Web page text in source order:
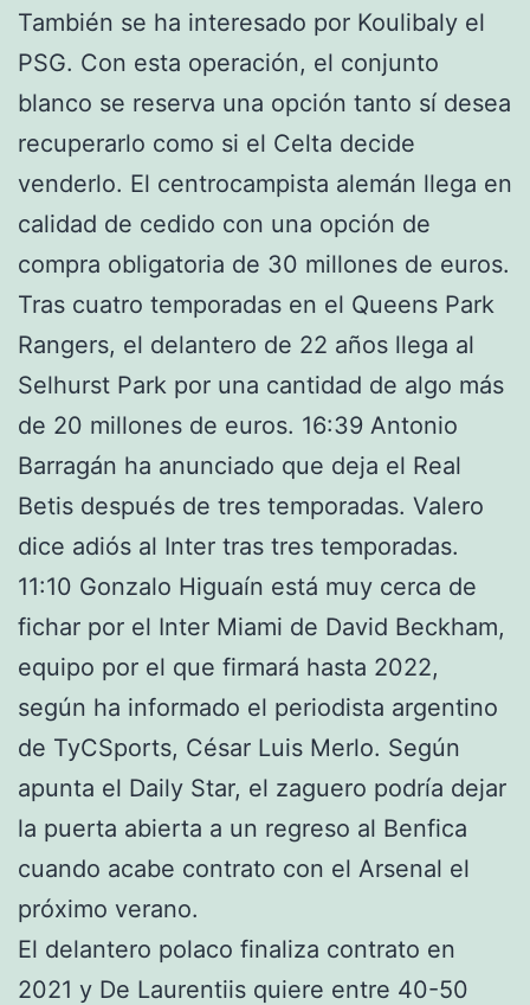
También se ha interesado por Koulibaly el
PSG. Con esta operación, el conjunto
blanco se reserva una opción tanto sí desea
recuperarlo como si el Celta decide
venderlo. El centrocampista alemán llega en
calidad de cedido con una opción de
compra obligatoria de 30 millones de euros.
Tras cuatro temporadas en el Queens Park
Rangers, el delantero de 22 años llega al
Selhurst Park por una cantidad de algo más
de 20 millones de euros. 16:39 Antonio
Barragán ha anunciado que deja el Real
Betis después de tres temporadas. Valero
dice adiós al Inter tras tres temporadas.
11:10 Gonzalo Higuaín está muy cerca de
fichar por el Inter Miami de David Beckham,
equipo por el que firmará hasta 2022,
según ha informado el periodista argentino
de TyCSports, César Luis Merlo. Según
apunta el Daily Star, el zaguero podría dejar
la puerta abierta a un regreso al Benfica
cuando acabe contrato con el Arsenal el
próximo verano.
El delantero polaco finaliza contrato en
2021 y De Laurentiis quiere entre 40-50